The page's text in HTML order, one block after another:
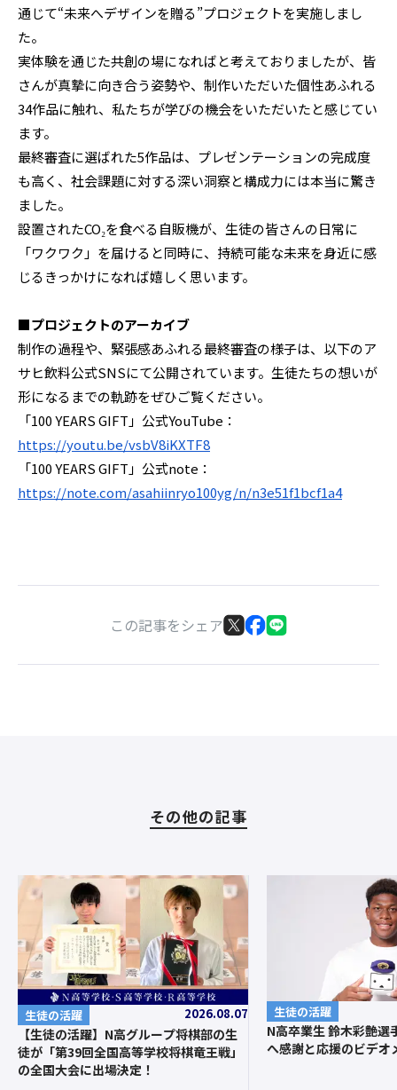
通じて“未来へデザインを贈る”プロジェクトを実施しまし
た。
実体験を通じた共創の場になればと考えておりましたが、皆
さんが真摯に向き合う姿勢や、制作いただいた個性あふれる
34作品に触れ、私たちが学びの機会をいただいたと感じてい
ます。
最終審査に選ばれた5作品は、プレゼンテーションの完成度
も高く、社会課題に対する深い洞察と構成力には本当に驚き
ました。
設置されたCO₂を食べる自販機が、生徒の皆さんの日常に
「ワクワク」を届けると同時に、持続可能な未来を身近に感
じるきっかけになれば嬉しく思います。
■プロジェクトのアーカイブ
制作の過程や、緊張感あふれる最終審査の様子は、以下のア
サヒ飲料公式SNSにて公開されています。生徒たちの想いが
形になるまでの軌跡をぜひご覧ください。
「100 YEARS GIFT」公式YouTube：
https://youtu.be/vsbV8iKXTF8
「100 YEARS GIFT」公式note：
https://note.com/asahiinryo100yg/n/n3e51f1bcf1a4
この記事をシェア
その他の記事
生徒の活躍 2026.08.07
【生徒の活躍】N高グループ将棋部の生
徒が「第39回全国高等学校将棋竜王戦」
の全国大会に出場決定！
生徒の活躍
N高卒業生 鈴木彩艶選
へ感謝と応援のビデオ